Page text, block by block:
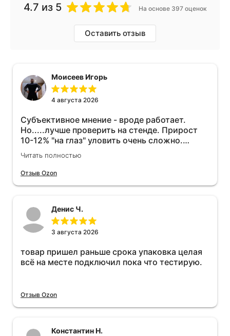
4.7 из 5 На основе 397 оценок
Оставить отзыв
Моисеев Игорь
4 августа 2026
Субъективное мнение - вроде работает.
Но.....лучше проверить на стенде. Прирост
10-12% "на глаз" уловить очень сложно.
Покатаюсь, потом отключу и посмотрю, что
будет 😁.
Читать полностью
Отзыв Ozon
Денис Ч.
3 августа 2026
товар пришел раньше срока упаковка целая
всё на месте подключил пока что тестирую.
Отзыв Ozon
Константин Н.